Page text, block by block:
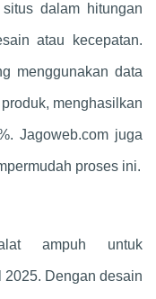
dalam hitungan
atau kecepatan.
menggunakan data
menghasilkan
Jagoweb.com juga
proses ini.
ampuh untuk
Dengan desain